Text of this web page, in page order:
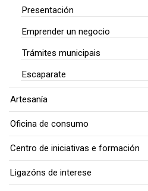
Presentación
Emprender un negocio
Trámites municipais
Escaparate
Artesanía
Oficina de consumo
Centro de iniciativas e formación
Ligazóns de interese